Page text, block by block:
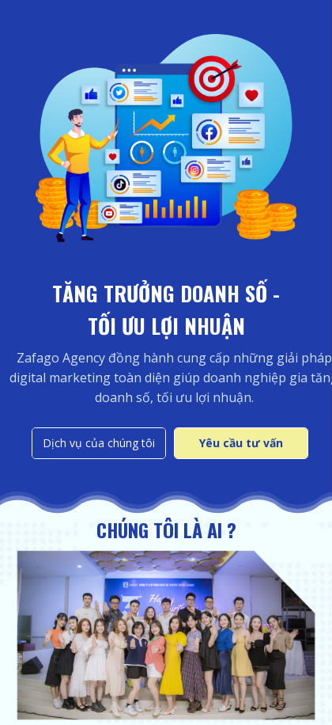
TĂNG TRƯỞNG DOANH SỐ -
TỐI ƯU LỢI NHUẬN
Zafago Agency đồng hành cung cấp những giải pháp
digital marketing toàn diện giúp doanh nghiệp gia tăng
doanh số, tối ưu lợi nhuận.
Dịch vụ của chúng tôi Yêu cầu tư vấn
CHÚNG TÔI LÀ AI ?